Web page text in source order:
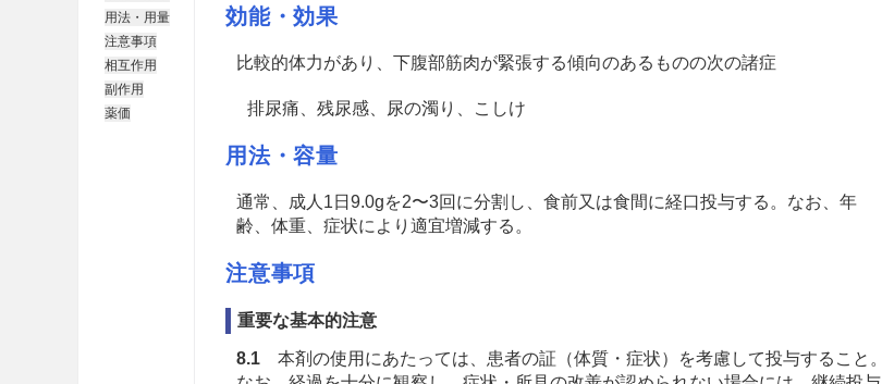
用法・用量
注意事項
相互作用
副作用
薬価
効能・効果
比較的体力があり、下腹部筋肉が緊張する傾向のあるものの次の諸症
排尿痛、残尿感、尿の濁り、こしけ
用法・容量
通常、成人1日9.0gを2〜3回に分割し、食前又は食間に経口投与する。なお、年
齢、体重、症状により適宜増減する。
注意事項
重要な基本的注意
8.1本剤の使用にあたっては、患者の証（体質・症状）を考慮して投与すること。